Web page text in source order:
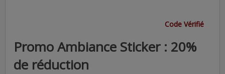
Code Vérifié
Promo Ambiance Sticker : 20%
de réduction